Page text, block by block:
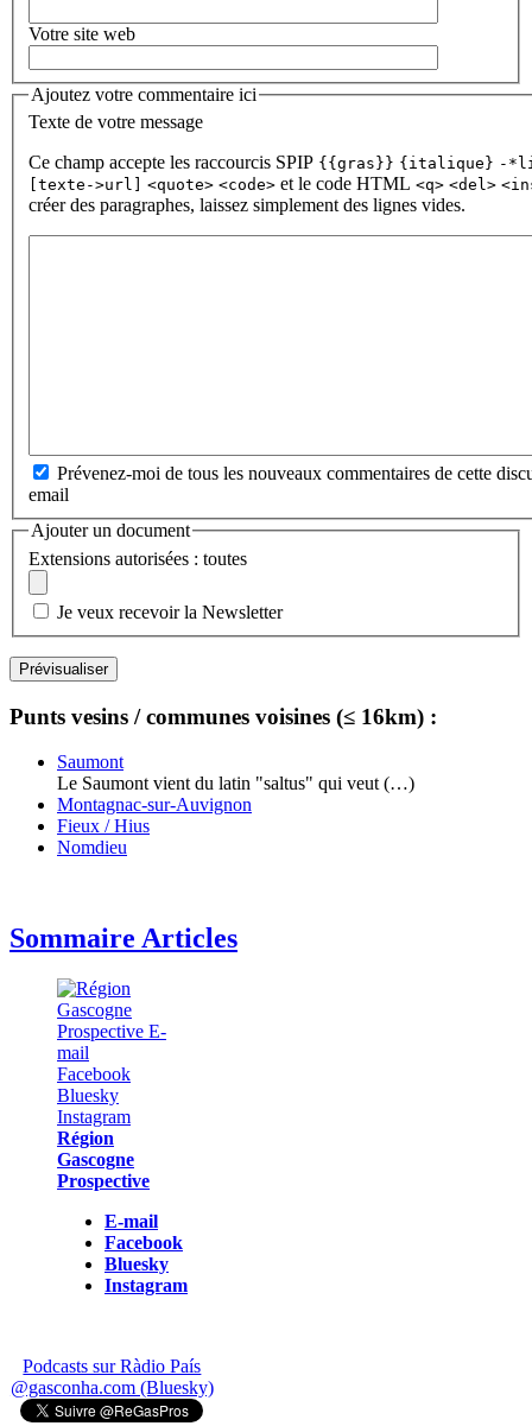
Votre site web
Ajoutez votre commentaire ici
Texte de votre message
Ce champ accepte les raccourcis SPIP {{gras}} {italique} -
[texte->url]
<quote> <code> et le code HTML <q> <del>
créer des paragraphes, laissez simplement des lignes vides.
Prévenez-moi de tous les nouveaux commentaires de cette
email
Ajouter un document
Extensions autorisées : toutes
Je veux recevoir la Newsletter
Punts vesins / communes voisines (≤ 16km) :
Saumont
Le Saumont vient du latin "saltus" qui veut (…)
Montagnac-sur-Auvignon
Fieux / Hius
Nomdieu
Sommaire Articles
Région
Gascogne
Prospective
E-mail
Facebook
Bluesky
Instagram
Podcasts sur Ràdio País
@gasconha.com (Bluesky)